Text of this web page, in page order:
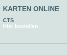
KARTEN ONLINE
CTS
Hier bestellen